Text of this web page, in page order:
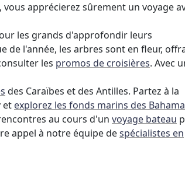
apprécierez sûrement un voyage
les grands d'approfondir leurs
de l'année, les arbres sont en fleur,
les promos de croisières. Avec
des Caraïbes et des Antilles. Partez à la
et explorez les fonds marins des
au cours d'un voyage bateau
appel à notre équipe despécialistes en